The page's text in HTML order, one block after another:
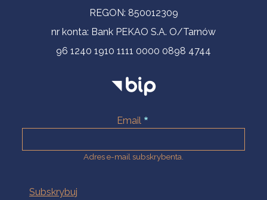
REGON: 850012309
nr konta: Bank PEKAO S.A. O/Tarnów
96 1240 1910 1111 0000 0898 4744
Email
Adres e-mail subskrybenta.